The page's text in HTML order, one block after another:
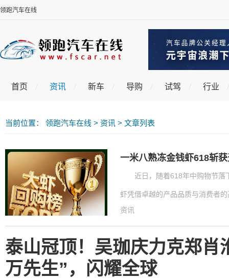
领跑汽车在线
首页 资讯 新车 导购 试驾 行业
当前位置： 领跑汽车在线 > 资讯 > 文章列表
一米八熟冻金钱虾618斩
近日，随着618年中购物节落
虾凭借卓越的产品品质与消费者
资讯
泰山冠顶！吴珈庆力克郑肖
万先生”，闪耀全球